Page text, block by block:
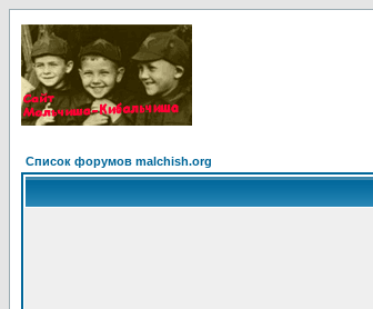
Список форумов malchish.org